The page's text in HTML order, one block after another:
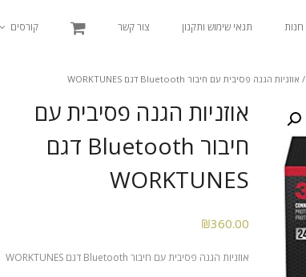
חנות תנאי שימוש ותקנון צור קשר קורסים
/ אוזניות הגנה פסיבית עם חיבור Bluetooth דגם WORKTUNES
אוזניות הגנה פסיבית עם
חיבור Bluetooth דגם
WORKTUNES
₪360.00
אוזניות הגנה פסיבית עם חיבור Bluetooth דגם WORKTUNES